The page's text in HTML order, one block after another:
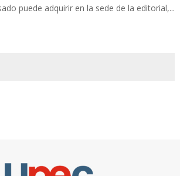
puede adquirir en la sede de la editorial,...